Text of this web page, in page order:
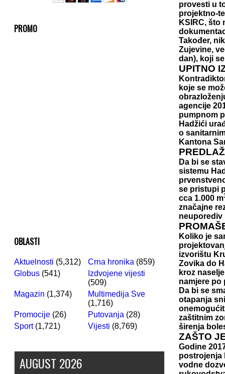
PROMO
OBLASTI
Aktuelnosti (5,312) Crna hronika (859)
Globus (541)
Izdvojene vijesti
(509)
Magazin (1,374)
Multimedija Sve
(1,716)
Promocije (26) Putovanja (28)
Sport(1,721) Vijesti (8,769)
AUGUST 2026
provesti u
projektno-
KSIRC, što
Također,
Zujevine,
dan), koji
UPITNO
koje se
agencije
pumpnom
Hadžići
o
Kantona
Da bi se
sistemu
se pristupi
cca 1.000 m
značajne
neuporediv
Koliko je
izvorištu
Zovika do
kroz
namjere po
Da bi se
otapanja
zaštitnim
širenja
ZAŠTO
Godine
postrojenja
vodne